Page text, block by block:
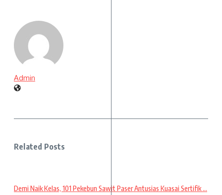
Admin
Related Posts
Demi Naik Kelas, 101 Pekebun Sawit Paser Antusias Kuasai Sertifik ...